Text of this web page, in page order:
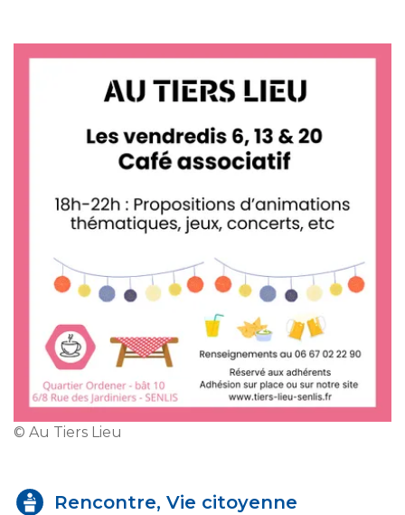
© Au Tiers Lieu
Rencontre, Vie citoyenne